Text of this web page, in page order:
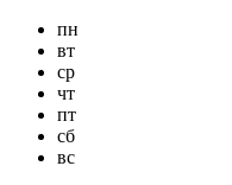
пн
вт
ср
чт
пт
сб
вс